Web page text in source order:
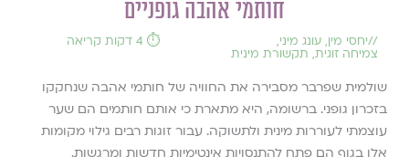
חותמי אהבה גופניים
//יחסי מין, עונג מיני,
צמיחה זוגית, תקשורת מינית
⏱️ 4 דקות קריאה
שולמית שפרבר מסבירה את החוויה של חותמי אהבה שנחקקו
בזכרון גופני. ברשומה, היא מתארת כי אותם חותמים הם שער
עוצמתי לעוררות מינית ולתשוקה. עבור זוגות רבים גילוי מקומות
אלו בגוף הם פתח להתנסויות אינטימיות חדשות ומרגשות.